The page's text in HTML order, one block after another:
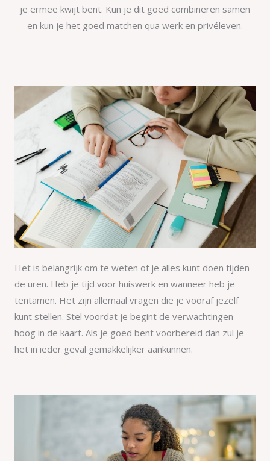
je ermee kwijt bent. Kun je dit goed combineren samen
en kun je het goed matchen qua werk en privéleven.
Het is belangrijk om te weten of je alles kunt doen tijden
de uren. Heb je tijd voor huiswerk en wanneer heb je
tentamen. Het zijn allemaal vragen die je vooraf jezelf
kunt stellen. Stel voordat je begint de verwachtingen
hoog in de kaart. Als je goed bent voorbereid dan zul je
het in ieder geval gemakkelijker aankunnen.